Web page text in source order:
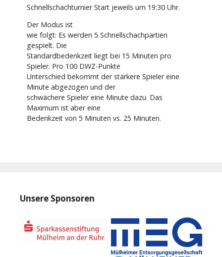
Schnellschachturnier Start jeweils um 19:30 Uhr.
Der Modus ist
wie folgt: Es werden 5 Schnellschachpartien
gespielt. Die
Standardbedenkzeit liegt bei 15 Minuten pro
Spieler. Pro 100 DWZ-Punkte
Unterschied bekommt der stärkere Spieler eine
Minute abgezogen und der
schwächere Spieler eine Minute dazu. Das
Maximum ist aber eine
Bedenkzeit von 5 Minuten vs. 25 Minuten.
Unsere Sponsoren